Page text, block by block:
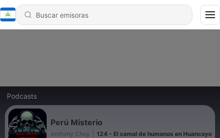
Podcasts
Perú Misterio
Anthony Choy 124 - El camal de humanos en Huancayo